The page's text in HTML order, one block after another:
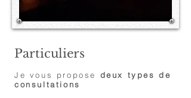
Particuliers
Je vous propose deux types de
consultations